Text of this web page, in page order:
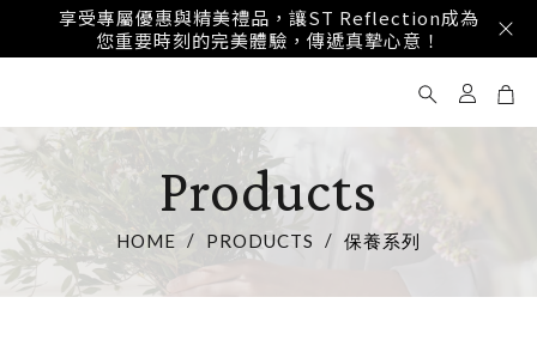
Products
HOME PRODUCTS 保養系列
享受專屬優惠與精美禮品，讓ST Reflection成為
您重要時刻的完美體驗，傳遞真摯心意！